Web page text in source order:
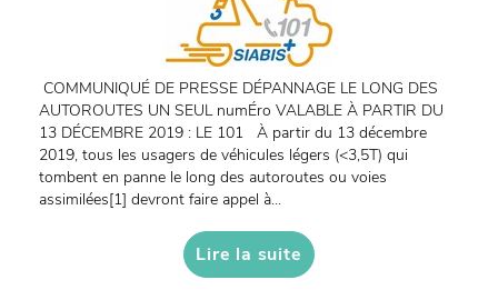
COMMUNIQUÉ DE PRESSE DÉPANNAGE LE LONG DES
AUTOROUTES UN SEUL numÉro VALABLE À PARTIR DU
13 DÉCEMBRE 2019 : LE 101 À partir du 13 décembre
2019, tous les usagers de véhicules légers (<3,5T) qui
tombent en panne le long des autoroutes ou voies
assimilées[1] devront faire appel à...
Lire la suite